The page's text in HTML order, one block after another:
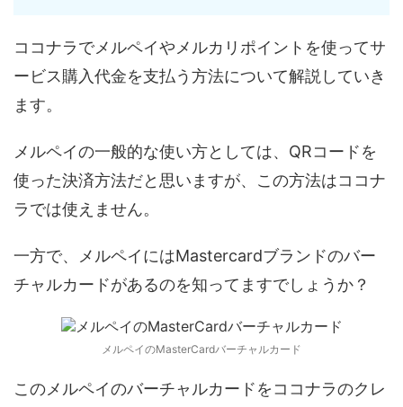
ココナラでメルペイやメルカリポイントを使ってサ
ービス購入代金を支払う方法について解説していき
ます。
メルペイの一般的な使い方としては、QRコードを
使った決済方法だと思いますが、この方法はココナ
ラでは使えません。
一方で、メルペイにはMastercardブランドのバー
チャルカードがあるのを知ってますでしょうか？
メルペイのMasterCardバーチャルカード
このメルペイのバーチャルカードをココナラのクレ